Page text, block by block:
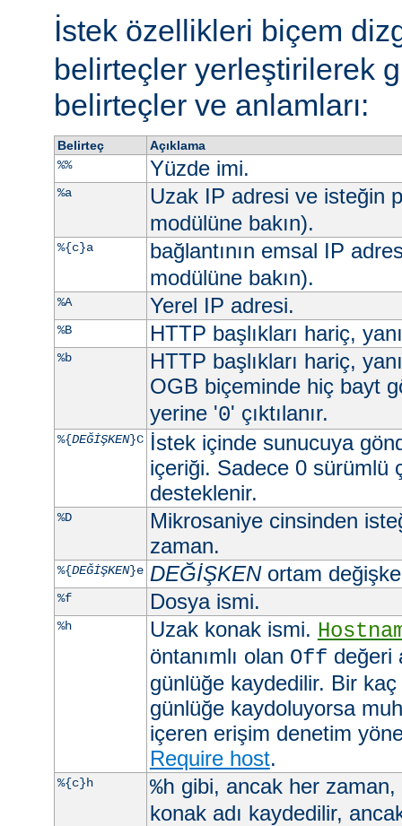
İstek özellikleri biçem
belirteçler yerleştirilerek
belirteçler ve anlamları:
Belirteç
Açıklama
%%
Yüzde imi.
%a
Uzak IP adresi ve isteğin
modülüne bakın).
%{c}a
bağlantının emsal IP
modülüne bakın).
%A Yerel IP adresi.
%B HTTP başlıkları hariç,
%b
HTTP başlıkları hariç,
OGB biçeminde hiç bayt
yerine '0' çıktılanır.
%{DEĞİŞKEN}C İstek içinde sunucuya
içeriği. Sadece 0 sürümlü
desteklenir.
%D
Mikrosaniye cinsinden
zaman.
%{DEĞİŞKEN}e DEĞİŞKENortam
%f Dosya ismi.
%h Uzak konak ismi.
öntanımlı olan Off değeri
günlüğe kaydedilir. Bir
günlüğe kaydoluyorsa
içeren erişim denetim
Require host.
%{c}h %h gibi, ancak her zaman,
konak adı kaydedilir,